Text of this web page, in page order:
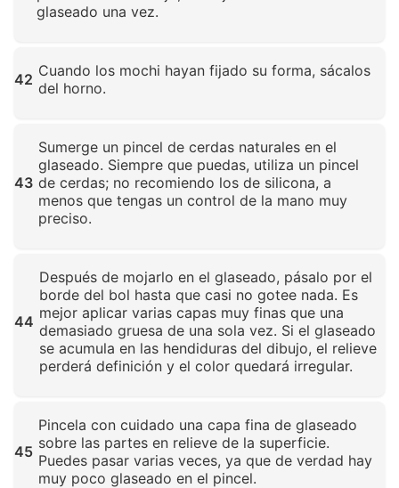
glaseado una vez.
42 Cuando los mochi hayan fijado su forma, sácalos
del horno.
43
Sumerge un pincel de cerdas naturales en el
glaseado. Siempre que puedas, utiliza un pincel
de cerdas; no recomiendo los de silicona, a
menos que tengas un control de la mano muy
preciso.
44
Después de mojarlo en el glaseado, pásalo por el
borde del bol hasta que casi no gotee nada. Es
mejor aplicar varias capas muy finas que una
demasiado gruesa de una sola vez. Si el glaseado
se acumula en las hendiduras del dibujo, el relieve
perderá definición y el color quedará irregular.
45
Pincela con cuidado una capa fina de glaseado
sobre las partes en relieve de la superficie.
Puedes pasar varias veces, ya que de verdad hay
muy poco glaseado en el pincel.